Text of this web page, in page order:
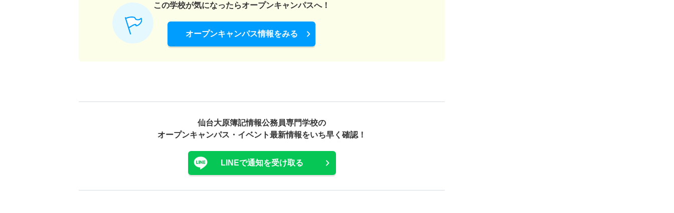
この学校が気になったらオープンキャンパスへ！
オープンキャンパス情報をみる
仙台大原簿記情報公務員専門学校の
オープンキャンパス・ イベント最新情報をいち早く確認！
LINEで通知を受け取る